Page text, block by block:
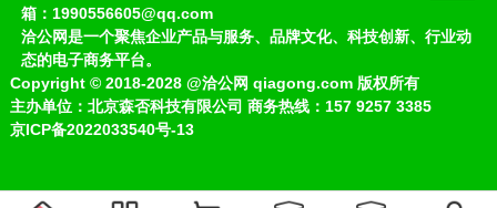
箱：1990556605@qq.com
洽公网是一个聚焦企业产品与服务、品牌文化、科技创新、行业动
态的电子商务平台。
Copyright ©2018-2028 @洽公网 qiagong.com 版权所有
主办单位：北京森否科技有限公司 商务热线：157 9257 3385
京ICP备2022033540号-13